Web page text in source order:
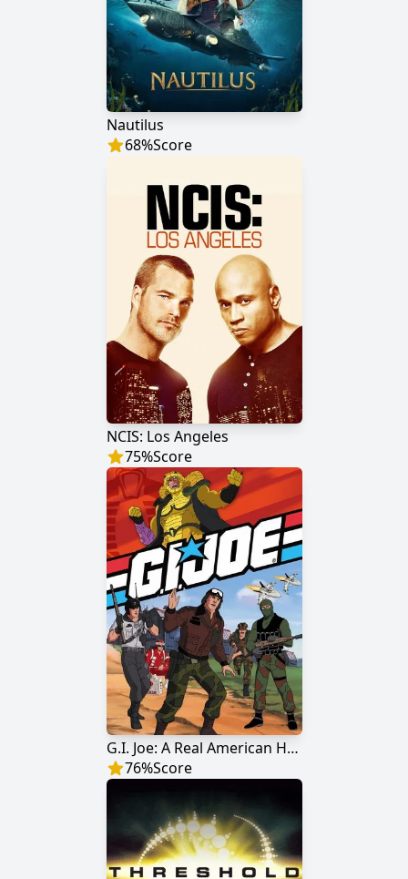
Nautilus
68%Score
NCIS: Los Angeles
75%Score
G.I. Joe: A Real American Hero
76%Score